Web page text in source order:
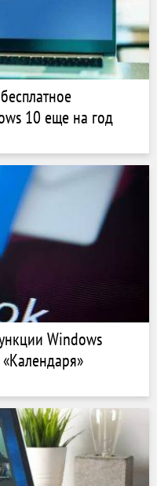
10 еще на год
Windows